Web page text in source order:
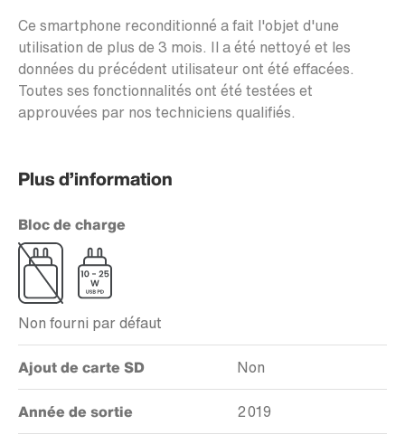
Ce smartphone reconditionné a fait l'objet d'une
utilisation de plus de 3 mois. Il a été nettoyé et les
données du précédent utilisateur ont été effacées.
Toutes ses fonctionnalités ont été testées et
approuvées par nos techniciens qualifiés.
Plus d’information
Bloc de charge
Non fourni par défaut
Ajout de carte SD Non
Année de sortie 2019